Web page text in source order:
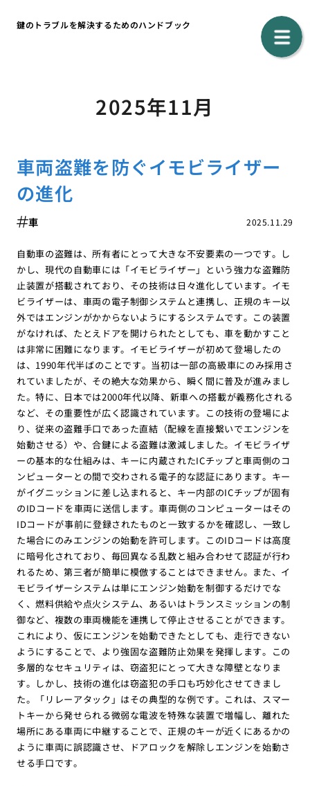
鍵のトラブルを解決するためのハンドブック
2025年11月
車両盗難を防ぐイモビライザー
の進化
2025.11.29
車
自動車の盗難は、所有者にとって大きな不安要素の一つです。し
かし、現代の自動車には「イモビライザー」という強力な盗難防
止装置が搭載されており、その技術は日々進化しています。イモ
ビライザーは、車両の電子制御システムと連携し、正規のキー以
外ではエンジンがかからないようにするシステムです。この装置
がなければ、たとえドアを開けられたとしても、車を動かすこと
は非常に困難になります。イモビライザーが初めて登場したの
は、1990年代半ばのことです。当初は一部の高級車にのみ採用さ
れていましたが、その絶大な効果から、瞬く間に普及が進みまし
た。特に、日本では2000年代以降、新車への搭載が義務化される
など、その重要性が広く認識されています。この技術の登場によ
り、従来の盗難手口であった直結（配線を直接繋いでエンジンを
始動させる）や、合鍵による盗難は激減しました。イモビライザ
ーの基本的な仕組みは、キーに内蔵されたICチップと車両側のコ
ンピューターとの間で交わされる電子的な認証にあります。キー
がイグニッションに差し込まれると、キー内部のICチップが固有
のIDコードを車両に送信します。車両側のコンピューターはその
IDコードが事前に登録されたものと一致するかを確認し、一致し
た場合にのみエンジンの始動を許可します。このIDコードは高度
に暗号化されており、毎回異なる乱数と組み合わせて認証が行わ
れるため、第三者が簡単に模倣することはできません。また、イ
モビライザーシステムは単にエンジン始動を制御するだけでな
く、燃料供給や点火システム、あるいはトランスミッションの制
御など、複数の車両機能を連携して停止させることができます。
これにより、仮にエンジンを始動できたとしても、走行できない
ようにすることで、より強固な盗難防止効果を発揮します。この
多層的なセキュリティは、窃盗犯にとって大きな障壁となりま
す。しかし、技術の進化は窃盗犯の手口も巧妙化させてきまし
た。「リレーアタック」はその典型的な例です。これは、スマー
トキーから発せられる微弱な電波を特殊な装置で増幅し、離れた
場所にある車両に中継することで、正規のキーが近くにあるかの
ように車両に誤認識させ、ドアロックを解除しエンジンを始動さ
せる手口です。